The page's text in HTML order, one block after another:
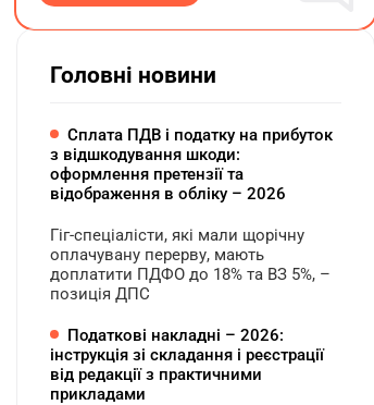
Головні новини
Сплата ПДВ і податку на прибуток
з відшкодування шкоди:
оформлення претензії та
відображення в обліку – 2026
Гіг-спеціалісти, які мали щорічну
оплачувану перерву, мають
доплатити ПДФО до 18% та ВЗ 5%, –
позиція ДПС
Податкові накладні – 2026:
інструкція зі складання і реєстрації
від редакції з практичними
прикладами